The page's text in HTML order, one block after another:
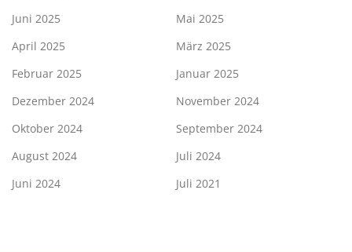
Juni 2025
Mai 2025
April 2025
März 2025
Februar 2025
Januar 2025
Dezember 2024
November 2024
Oktober 2024
September 2024
August 2024
Juli 2024
Juni 2024
Juli 2021